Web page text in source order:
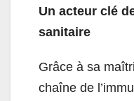
Un acteur clé
sanitaire
Grâce à sa
chaîne de